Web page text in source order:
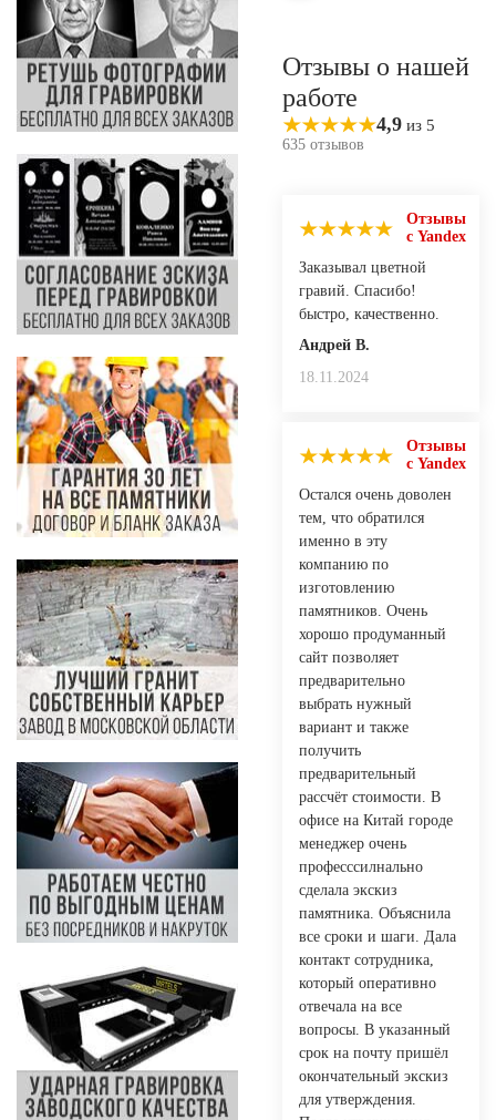
Отзывы о нашей
работе
4,9 из 5
635 отзывов
Отзывы
с Yandex
Заказывал цветной
гравий. Спасибо!
быстро, качественно.
Андрей В.
18.11.2024
Отзывы
с Yandex
Остался очень доволен
тем, что обратился
именно в эту
компанию по
изготовлению
памятников. Очень
хорошо продуманный
сайт позволяет
предварительно
выбрать нужный
вариант и также
получить
предварительный
рассчëт стоимости. В
офисе на Китай городе
менеджер очень
професссилнально
сделала экскиз
памятника. Объяснила
все сроки и шаги. Дала
контакт сотрудника,
который оперативно
отвечала на все
вопросы. В указанный
срок на почту пришëл
окончательный экскиз
для утверждения.